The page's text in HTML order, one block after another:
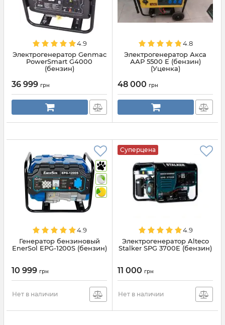
4.9
Электрогенератор Genmac
PowerSmart G4000
(бензин)
36 999 грн
4.8
Электрогенератор Акса
ААР 5500 Е (бензин)
(Уценка)
48 000 грн
4.9
Генератор бензиновый
EnerSol EPG-1200S (бензин)
10 999 грн
Нет в наличии
Суперцена
4.9
Электрогенератор Alteco
Stalker SPG 3700E (бензин)
11 000 грн
Нет в наличии